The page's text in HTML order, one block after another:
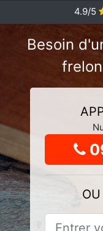
4.9/5
Besoin